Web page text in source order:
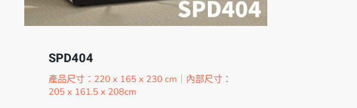
SPD404
產品尺寸：220 x 165 x 230 cm｜內部尺寸：
205 x 161.5 x 208cm